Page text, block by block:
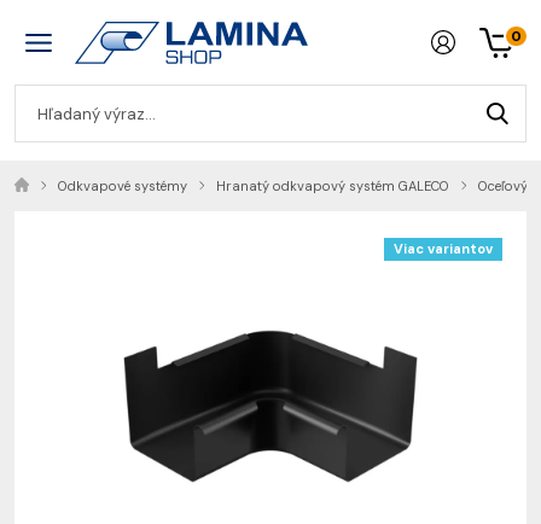
0
Odkvapové systémy Hranatý odkvapový systém GALECO Oceľový
Viac variantov